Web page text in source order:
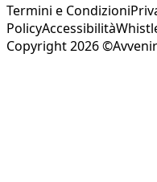
Termini e Condizioni
PolicyAccessibilità
Copyright 2026